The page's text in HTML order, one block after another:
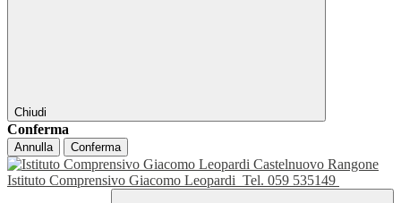
Chiudi
Conferma
Annulla Conferma
Istituto Comprensivo Giacomo Leopardi Tel. 059 535149